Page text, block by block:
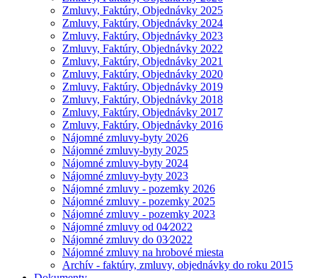
Zmluvy, Faktúry, Objednávky 2025
Zmluvy, Faktúry, Objednávky 2024
Zmluvy, Faktúry, Objednávky 2023
Zmluvy, Faktúry, Objednávky 2022
Zmluvy, Faktúry, Objednávky 2021
Zmluvy, Faktúry, Objednávky 2020
Zmluvy, Faktúry, Objednávky 2019
Zmluvy, Faktúry, Objednávky 2018
Zmluvy, Faktúry, Objednávky 2017
Zmluvy, Faktúry, Objednávky 2016
Nájomné zmluvy-byty 2026
Nájomné zmluvy-byty 2025
Nájomné zmluvy-byty 2024
Nájomné zmluvy-byty 2023
Nájomné zmluvy - pozemky 2026
Nájomné zmluvy - pozemky 2025
Nájomné zmluvy - pozemky 2023
Nájomné zmluvy od 04⁄2022
Nájomné zmluvy do 03⁄2022
Nájomné zmluvy na hrobové miesta
Archív - faktúry, zmluvy, objednávky do roku 2015